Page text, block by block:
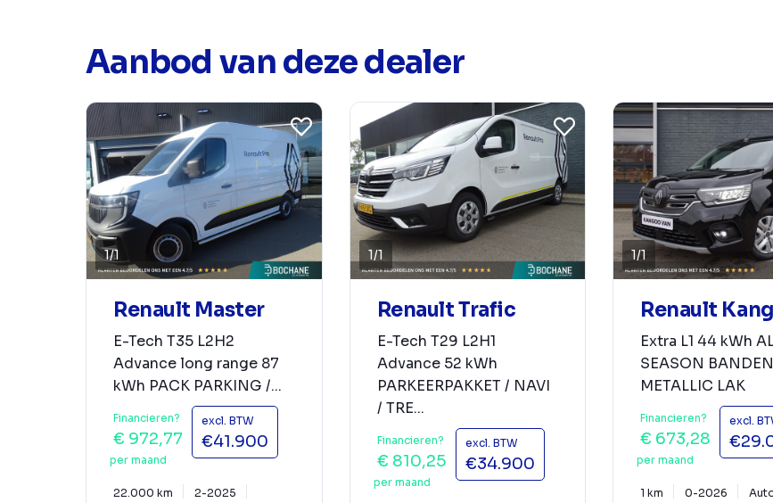
Aanbod van deze dealer
1/1
Renault Master
E-Tech T35 L2H2
Advance long range 87
kWh PACK PARKING /...
Financieren?
€ 972,77
per maand
excl. BTW
€41.900
22.000 km
2-2025
1/1
Renault Trafic
E-Tech T29 L2H1
Advance 52 kWh
PARKEERPAKKET / NAVI
/ TRE...
Financieren?
€ 810,25
per maand
excl. BTW
€34.900
1/1
Renault
Extra L1 44 kWh
SEASON
METALLIC LAK
Financieren?
€ 673,28
per maand
excl.
1 km 0-2026